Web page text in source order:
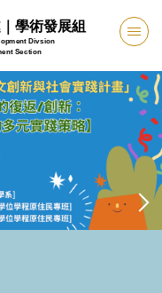
學術發展組
Divsion
Section